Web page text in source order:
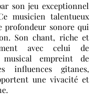
son jeu exceptionnel
musicien talentueux
profondeur sonore qui
Son chant, riche et
avec celui de
empreint de
influences gitanes,
une vivacité et